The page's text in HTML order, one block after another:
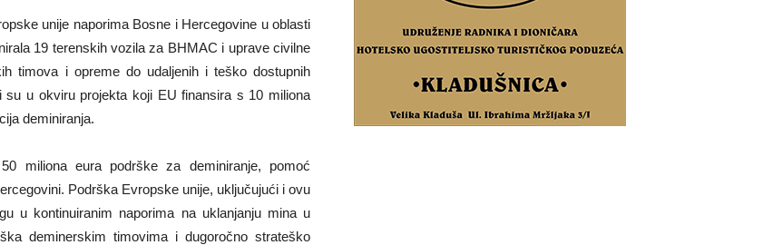
unije naporima Bosne i Hercegovine u oblasti
19 terenskih vozila za BHMAC i uprave civilne
timova i opreme do udaljenih i teško dostupnih
su u okviru projekta koji EU finansira s 10 miliona
deminiranja.
miliona eura podrške za deminiranje, pomoć
Podrška Evropske unije, uključujući i ovu
u kontinuiranim naporima na uklanjanju mina u
deminerskim timovima i dugoročno strateško